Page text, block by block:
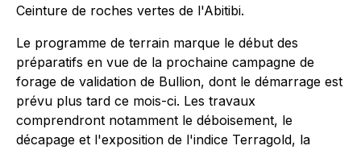
Ceinture de roches vertes de l'Abitibi.
Le programme de terrain marque le début des
préparatifs en vue de la prochaine campagne de
forage de validation de Bullion, dont le démarrage est
prévu plus tard ce mois-ci. Les travaux
comprendront notamment le déboisement, le
décapage et l'exposition de l'indice Terragold, la